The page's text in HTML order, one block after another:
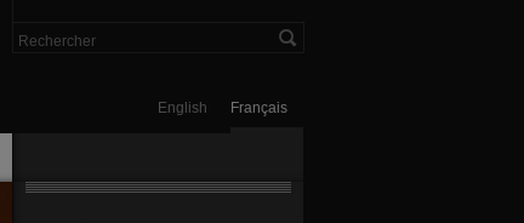
Français
English